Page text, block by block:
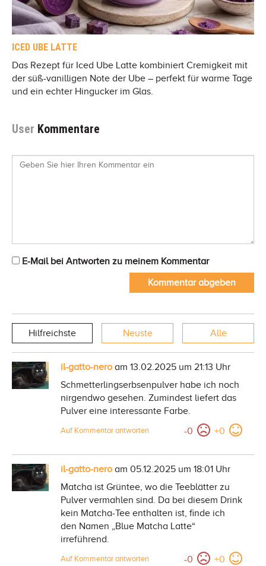
ICED UBE LATTE
Das Rezept für Iced Ube Latte kombiniert Cremigkeit mit
der süß-vanilligen Note der Ube – perfekt für warme Tage
und ein echter Hingucker im Glas.
User Kommentare
E-Mail bei Antworten zu meinem Kommentar
Kommentar abgeben
Hilfreichste Neuste Alle
il-gatto-nero am 13.02.2025 um 21:13 Uhr
Schmetterlingserbsenpulver habe ich noch
nirgendwo gesehen. Zumindest liefert das
Pulver eine interessante Farbe.
-0 +0
Auf Kommentar antworten
il-gatto-nero am 05.12.2025 um 18:01 Uhr
Matcha ist Grüntee, wo die Teeblätter zu
Pulver vermahlen sind. Da bei diesem Drink
kein Matcha-Tee enthalten ist, finde ich
den Namen „Blue Matcha Latte“
irreführend.
-0 +0
Auf Kommentar antworten